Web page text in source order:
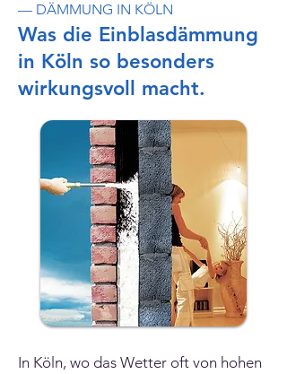
— DÄMMUNG IN KÖLN
Was die Einblasdämmung
in Köln so besonders
wirkungsvoll macht.
In Köln, wo das Wetter oft von hohen